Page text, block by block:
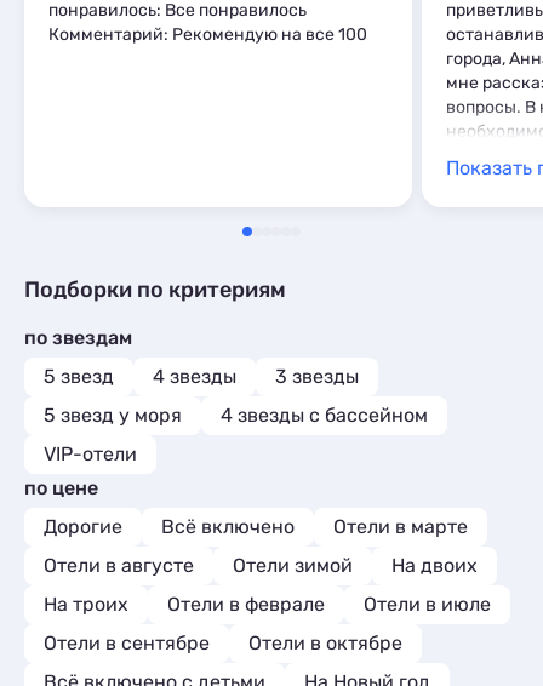
Комментарий: Рекомендую на все 100
города,
мне
вопросы. В
Показать
Подборки по критериям
по звездам
5 звезд
4 звезды
3 звезды
5 звезд у моря
4 звезды с бассейном
VIP-отели
по цене
Дорогие
Всё включено
Отели в марте
Отели в августе
Отели зимой
На двоих
На троих
Отели в феврале
Отели в июле
Отели в сентябре
Отели в октябре
Всё включено с детьми
На Новый год